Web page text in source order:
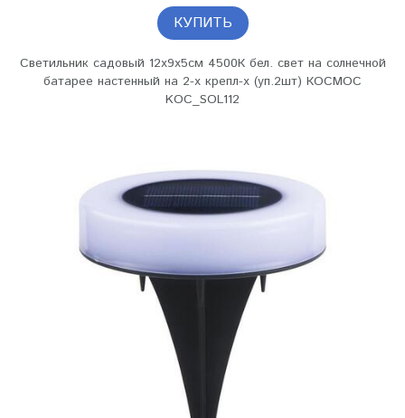
КУПИТЬ
Светильник садовый 12х9х5см 4500К бел. свет на солнечной
батарее настенный на 2-х крепл-х (уп.2шт) КОСМОС
KOC_SOL112